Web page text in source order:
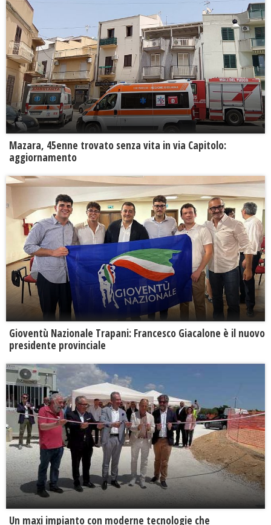
Mazara, 45enne trovato senza vita in via Capitolo:
aggiornamento
Gioventù Nazionale Trapani: Francesco Giacalone è il nuovo
presidente provinciale
Un maxi impianto con moderne tecnologie che